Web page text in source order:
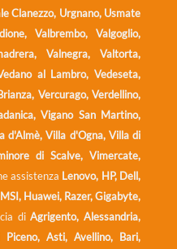
Clanezzo, Urgnano, Usmate
Valbrembo, Valgoglio,
Valnegra, Valtorta,
al Lambro, Vedeseta,
Vercurago, Verdellino,
Vigano San Martino,
d'Almè, Villa d'Ogna, Villa di
di Scalve, Vimercate,
assistenza Lenovo, HP, Dell,
Huawei, Razer, Gigabyte,
diAgrigento, Alessandria,
Asti, Avellino, Bari,